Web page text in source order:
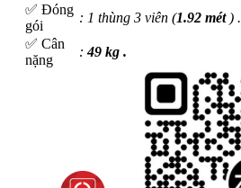
✅ Đóng
gói
: 1 thùng 3 viên (1.92 mét) .
✅ Cân
nặng
:49 kg .